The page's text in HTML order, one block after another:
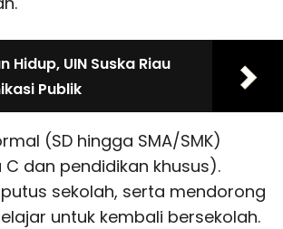
Hidup, UIN Suska Riau
Publik
(SD hingga SMA/SMK)
dan pendidikan khusus).
sekolah, serta mendorong
untuk kembali bersekolah.